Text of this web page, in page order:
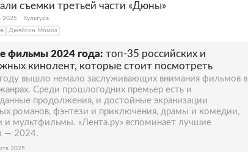
съемки третьей части «Дюны»
2025
Культура
Джейсон Момоа
фильмы 2024 года: топ-35 российских и
кинолент, которые стоит посмотреть
вышло немало заслуживающих внимания фильмов в
Среди прошлогодних премьер есть и
продолжения, и достойные экранизации
романов, фэнтези и приключения, драмы и комедии,
и мультфильмы. «Лента.ру» вспоминает лучшие
— 2024.
2025